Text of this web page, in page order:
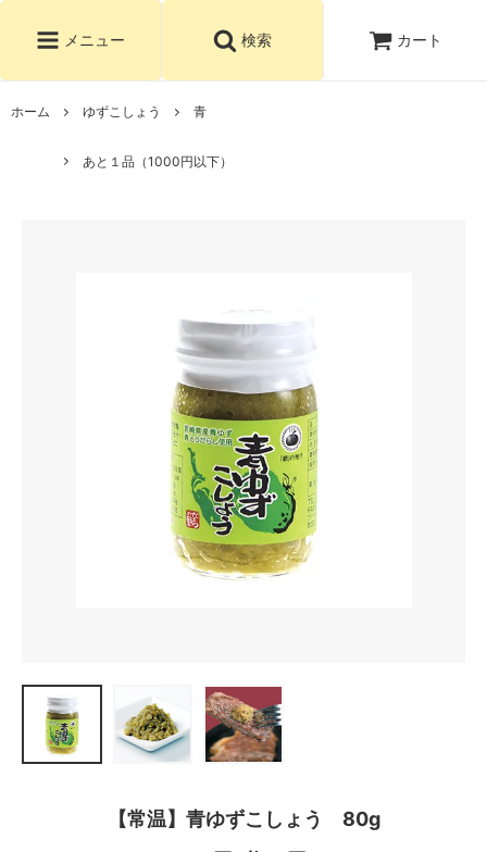
メニュー 検索 カート
ホーム ゆずこしょう 青
あと１品（1000円以下）
【常温】青ゆずこしょう 80g